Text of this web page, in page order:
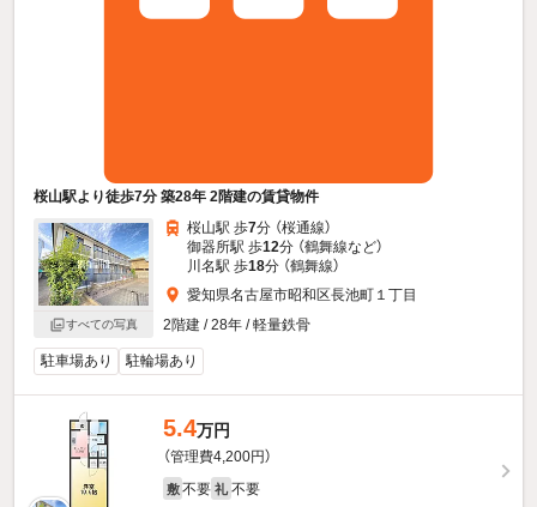
桜山駅より徒歩7分 築28年 2階建の賃貸物件
すべての写真
桜山駅 歩7分 （桜通線）
御器所駅 歩12分 （鶴舞線など）
川名駅 歩18分 （鶴舞線）
愛知県名古屋市昭和区長池町１丁目
2階建 / 28年 / 軽量鉄骨
駐車場あり 駐輪場あり
5.4万円
（管理費4,200円）
敷 不要 礼 不要